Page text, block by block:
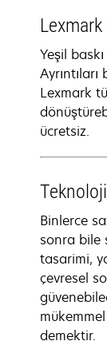
Yeşil
Lexmark
ücretsiz.
Teknoloji
Binlerce
sonra bile
tasarimi,
çevresel
demektir.